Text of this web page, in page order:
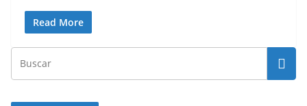
Read More